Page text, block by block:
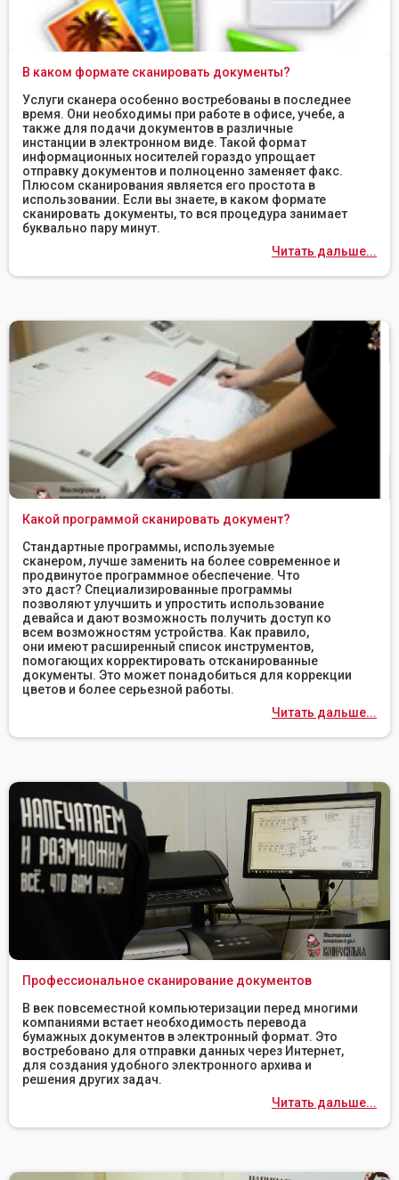
В каком формате сканировать документы?
Услуги сканера особенно востребованы в последнее
время. Они необходимы при работе в офисе, учебе, а
также для подачи документов в различные
инстанции в электронном виде. Такой формат
информационных носителей гораздо упрощает
отправку документов и полноценно заменяет факс.
Плюсом сканирования является его простота в
использовании. Если вы знаете, в каком формате
сканировать документы, то вся процедура занимает
буквально пару минут.
Читать дальше...
Какой программой сканировать документ?
Стандартные программы, используемые
сканером, лучше заменить на более современное и
продвинутое программное обеспечение. Что
это даст? Специализированные программы
позволяют улучшить и упростить использование
девайса и дают возможность получить доступ ко
всем возможностям устройства. Как правило,
они имеют расширенный список инструментов,
помогающих корректировать отсканированные
документы. Это может понадобиться для коррекции
цветов и более серьезной работы.
Читать дальше...
Профессиональное сканирование документов
В век повсеместной компьютеризации перед многими
компаниями встает необходимость перевода
бумажных документов в электронный формат. Это
востребовано для отправки данных через Интернет,
для создания удобного электронного архива и
решения других задач.
Читать дальше...